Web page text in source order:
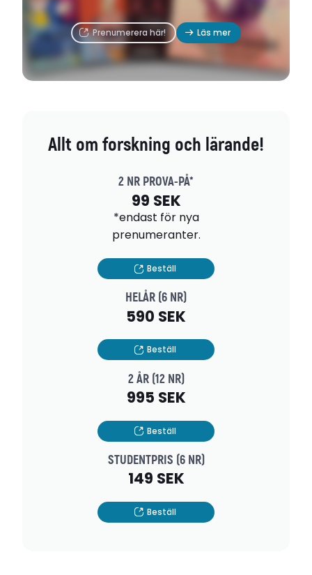
Prenumerera här! Läs mer
Allt om forskning och lärande!
2 NR PROVA-PÅ*
99 SEK
*endast för nya
prenumeranter.
Beställ
HELÅR (6 NR)
590 SEK
Beställ
2 ÅR (12 NR)
995 SEK
Beställ
STUDENTPRIS (6 NR)
149 SEK
Beställ